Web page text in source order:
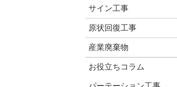
サイン工事
原状回復工事
産業廃棄物
お役立ちコラム